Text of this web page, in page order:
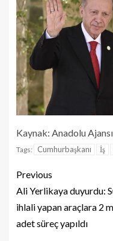
Kaynak: Anadolu
Tags: Cumhurbaşkanı İş
Previous
Ali Yerlikaya duyurdu:
ihlali yapan araçlara 2
adet süreç yapıldı